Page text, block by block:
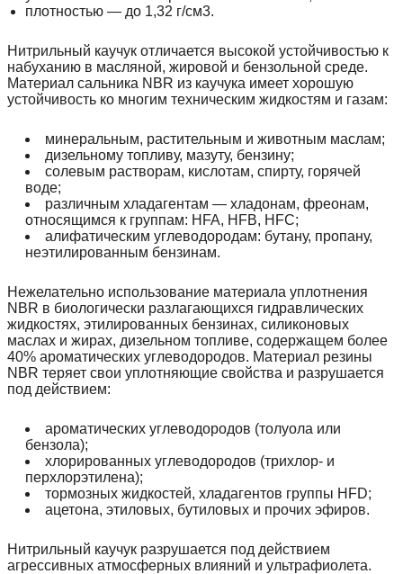
плотностью — до 1,32 г/см3.
Нитрильный каучук отличается высокой устойчивостью к
набуханию в масляной, жировой и бензольной среде.
Материал сальника NBR из каучука имеет хорошую
устойчивость ко многим техническим жидкостям и газам:
минеральным, растительным и животным маслам;
дизельному топливу, мазуту, бензину;
солевым растворам, кислотам, спирту, горячей
воде;
различным хладагентам — хладонам, фреонам,
относящимся к группам: HFA, HFB, HFC;
алифатическим углеводородам: бутану, пропану,
неэтилированным бензинам.
Нежелательно использование материала уплотнения
NBR в биологически разлагающихся гидравлических
жидкостях, этилированных бензинах, силиконовых
маслах и жирах, дизельном топливе, содержащем более
40% ароматических углеводородов. Материал резины
NBR теряет свои уплотняющие свойства и разрушается
под действием:
ароматических углеводородов (толуола или
бензола);
хлорированных углеводородов (трихлор- и
перхлорэтилена);
тормозных жидкостей, хладагентов группы HFD;
ацетона, этиловых, бутиловых и прочих эфиров.
Нитрильный каучук разрушается под действием
агрессивных атмосферных влияний и ультрафиолета.